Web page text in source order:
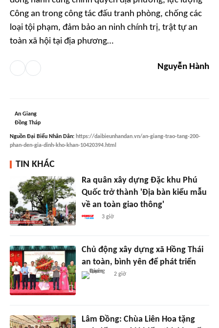
Công an trong công tác đấu tranh phòng, chống các
loại tội phạm, đảm bảo an ninh chính trị, trật tự an
toàn xã hội tại địa phương…
Nguyễn Hành
An Giang
Đồng Tháp
Nguồn Đại Biểu Nhân Dân: https://daibieunhandan.vn/an-giang-trao-tang-200-
phan-den-gia-dinh-kho-khan-10420394.html
TIN KHÁC
Ra quân xây dựng Đặc khu Phú
Quốc trở thành 'Địa bàn kiểu mẫu
về an toàn giao thông'
3 giờ
Chủ động xây dựng xã Hồng Thái
an toàn, bình yên để phát triển
2 giờ
Lâm Đồng: Chùa Liên Hoa tặng